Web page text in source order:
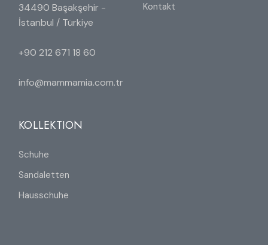
34490 Başakşehir -
İstanbul / Türkiye
+90 212 671 18 60
info@mammamia.com.tr
Kontakt
KOLLEKTION
Schuhe
Sandaletten
Hausschuhe